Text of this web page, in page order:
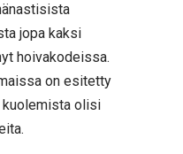
jopa kaksi
hoivakodeissa.
on esitetty
kuolemista olisi